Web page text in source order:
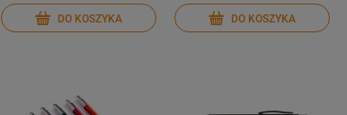
DO KOSZYKA DO KOSZYKA